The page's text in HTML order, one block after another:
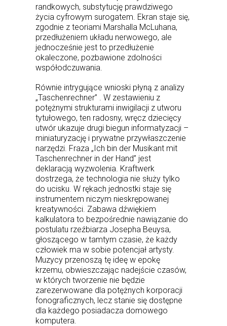
randkowych, substytucję prawdziwego
życia cyfrowym surogatem. Ekran staje się,
zgodnie z teoriami Marshalla McLuhana,
przedłużeniem układu nerwowego, ale
jednocześnie jest to przedłużenie
okaleczone, pozbawione zdolności
współodczuwania.
Równie intrygujące wnioski płyną z analizy
„Taschenrechner” . W zestawieniu z
potężnymi strukturami inwigilacji z utworu
tytułowego, ten radosny, wręcz dziecięcy
utwór ukazuje drugi biegun informatyzacji –
miniaturyzację i prywatne przywłaszczenie
narzędzi. Fraza „Ich bin der Musikant mit
Taschenrechner in der Hand” jest
deklaracją wyzwolenia. Kraftwerk
dostrzega, że technologia nie służy tylko
do ucisku. W rękach jednostki staje się
instrumentem niczym nieskrępowanej
kreatywności. Zabawa dźwiękiem
kalkulatora to bezpośrednie nawiązanie do
postulatu rzeźbiarza Josepha Beuysa,
głoszącego w tamtym czasie, że każdy
człowiek ma w sobie potencjał artysty.
Muzycy przenoszą tę ideę w epokę
krzemu, obwieszczając nadejście czasów,
w których tworzenie nie będzie
zarezerwowane dla potężnych korporacji
fonograficznych, lecz stanie się dostępne
dla każdego posiadacza domowego
komputera.